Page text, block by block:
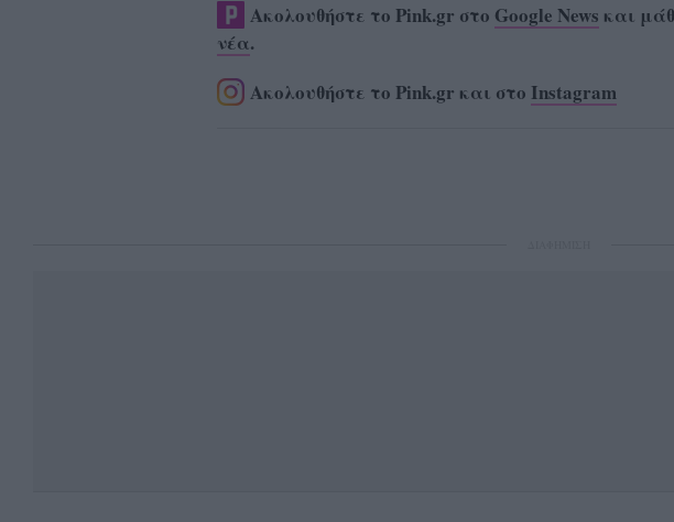
Ακολουθήστε το Pink.gr στο Google News και
νέα.
Ακολουθήστε το Pink.gr και στο Instagram